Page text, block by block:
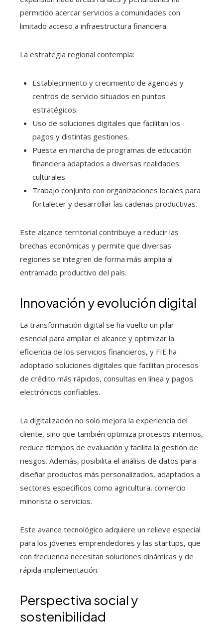
permitido acercar servicios a comunidades con
limitado acceso a infraestructura financiera.
La estrategia regional contempla:
Establecimiento y crecimiento de agencias y
centros de servicio situados en puntos
estratégicos.
Uso de soluciones digitales que facilitan los
pagos y distintas gestiones.
Puesta en marcha de programas de educación
financiera adaptados a diversas realidades
culturales.
Trabajo conjunto con organizaciones locales para
fortalecer y desarrollar las cadenas productivas.
Este alcance territorial contribuye a reducir las
brechas económicas y permite que diversas
regiones se integren de forma más amplia al
entramado productivo del país.
Innovación y evolución digital
La transformación digital se ha vuelto un pilar
esencial para ampliar el alcance y optimizar la
eficiencia de los servicios financieros, y FIE ha
adoptado soluciones digitales que facilitan procesos
de crédito más rápidos, consultas en línea y pagos
electrónicos confiables.
La digitalización no solo mejora la experiencia del
cliente, sino que también optimiza procesos internos,
reduce tiempos de evaluación y facilita la gestión de
riesgos. Además, posibilita el análisis de datos para
diseñar productos más personalizados, adaptados a
sectores específicos como agricultura, comercio
minorista o servicios.
Este avance tecnológico adquiere un relieve especial
para los jóvenes emprendedores y las startups, que
con frecuencia necesitan soluciones dinámicas y de
rápida implementación.
Perspectiva social y
sostenibilidad